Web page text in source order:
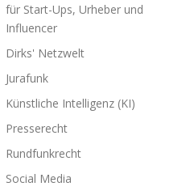
für Start-Ups, Urheber und
Influencer
Dirks' Netzwelt
Jurafunk
Künstliche Intelligenz (KI)
Presserecht
Rundfunkrecht
Social Media